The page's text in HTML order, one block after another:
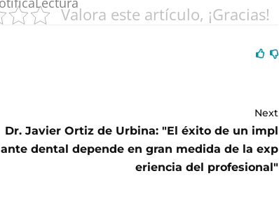
Valora este artículo, ¡Gracias!
Next
Dr. Javier Ortiz de Urbina: "El éxito de un impl
ante dental depende en gran medida de la exp
eriencia del profesional"